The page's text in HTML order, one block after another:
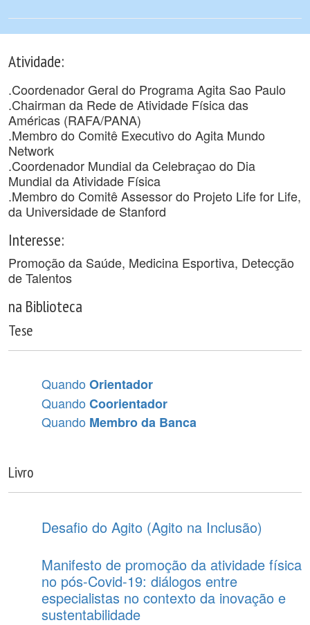
Atividade:
.Coordenador Geral do Programa Agita Sao Paulo
.Chairman da Rede de Atividade Física das
Américas (RAFA/PANA)
.Membro do Comitê Executivo do Agita Mundo
Network
.Coordenador Mundial da Celebraçao do Dia
Mundial da Atividade Física
.Membro do Comitê Assessor do Projeto Life for Life,
da Universidade de Stanford
Interesse:
Promoção da Saúde, Medicina Esportiva, Detecção
de Talentos
na Biblioteca
Tese
Quando Orientador
Quando Coorientador
Quando Membro da Banca
Livro
Desafio do Agito (Agito na Inclusão)
Manifesto de promoção da atividade física
no pós-Covid-19: diálogos entre
especialistas no contexto da inovação e
sustentabilidade